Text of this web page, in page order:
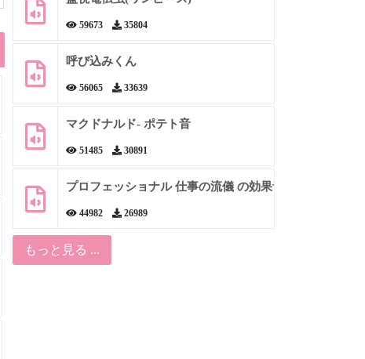
59673 35804
呼び込みくん
56065 33639
マクドナルド- ポテト音
51485 30891
プロフェッショナル 仕事の流儀 の効果音
44982 26989
もっと見る ...